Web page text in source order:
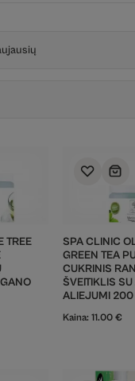
TREE
SPA CLINIC
GREEN TEA
CUKRINIS
ŠVEITIKLIS
ALIEJUMI 200
Kaina: 11.00 €